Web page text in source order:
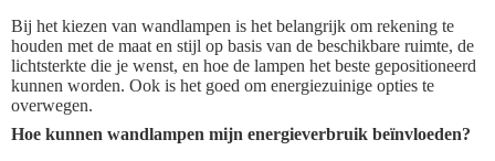
Bij het kiezen van wandlampen is het belangrijk om rekening te
houden met de maat en stijl op basis van de beschikbare ruimte, de
lichtsterkte die je wenst, en hoe de lampen het beste gepositioneerd
kunnen worden. Ook is het goed om energiezuinige opties te
overwegen.
Hoe kunnen wandlampen mijn energieverbruik beïnvloeden?